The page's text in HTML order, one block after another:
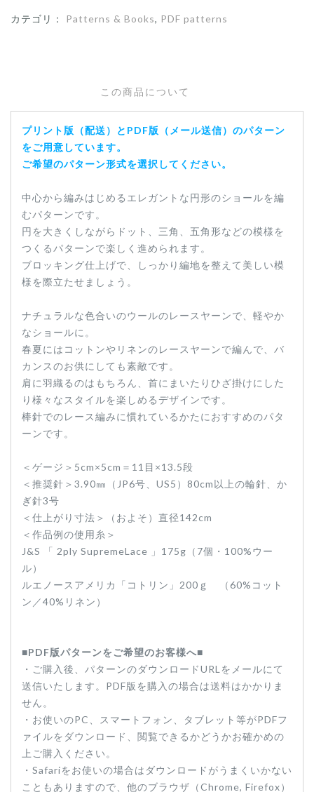
カテゴリ： Patterns & Books, PDF patterns
この商品について
プリント版（配送）とPDF版（メール送信）のパターン
をご用意しています。
ご希望のパターン形式を選択してください。
中心から編みはじめるエレガントな円形のショールを編
むパターンです。
円を大きくしながらドット、三角、五角形などの模様を
つくるパターンで楽しく進められます。
ブロッキング仕上げで、しっかり編地を整えて美しい模
様を際立たせましょう。
ナチュラルな色合いのウールのレースヤーンで、軽やか
なショールに。
春夏にはコットンやリネンのレースヤーンで編んで、バ
カンスのお供にしても素敵です。
肩に羽織るのはもちろん、首にまいたりひざ掛けにした
り様々なスタイルを楽しめるデザインです。
棒針でのレース編みに慣れているかたにおすすめのパタ
ーンです。
＜ゲージ＞5cm×5cm＝11目×13.5段
＜推奨針＞3.90㎜（JP6号、US5）80cm以上の輪針、か
ぎ針3号
＜仕上がり寸法＞（およそ）直径142cm
＜作品例の使用糸＞
J&S 「 2ply SupremeLace 」175g（7個・100%ウー
ル）
ルエノースアメリカ「コトリン」200ｇ （60%コット
ン／40%リネン）
■PDF版パターンをご希望のお客様へ■
・ご購入後、パターンのダウンロードURLをメールにて
送信いたします。PDF版を購入の場合は送料はかかりま
せん。
・お使いのPC、スマートフォン、タブレット等がPDFフ
ァイルをダウンロード、閲覧できるかどうかお確かめの
上ご購入ください。
・Safariをお使いの場合はダウンロードがうまくいかない
こともありますので、他のブラウザ（Chrome, Firefox）